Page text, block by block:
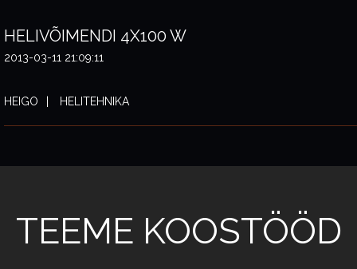
HELIVÕIMENDI 4X100 W
2013-03-11 21:09:11
HEIGO HELITEHNIKA
TEEME KOOSTÖÖD